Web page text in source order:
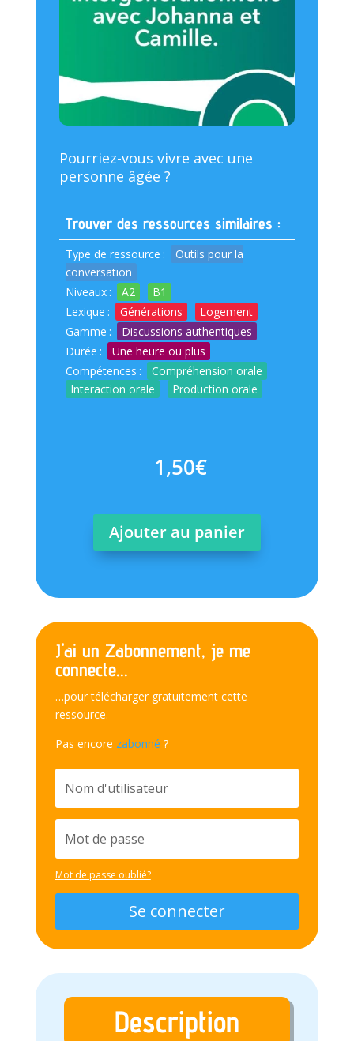
Pourriez-vous vivre avec une
personne âgée ?
Trouver des ressources similaires :
Type de ressource :
Outils pour la
conversation
Niveaux : A2
B1
Lexique : Générations
Logement
Gamme :
Discussions authentiques
Durée :
Une heure ou plus
Compétences :
Compréhension orale
Interaction orale
Production orale
1,50€
Ajouter au panier
J'ai un Zabonnement, je me
connecte...
…pour télécharger gratuitement cette
ressource.
Pas encore zabonné ?
Mot de passe oublié?
Se connecter
Description